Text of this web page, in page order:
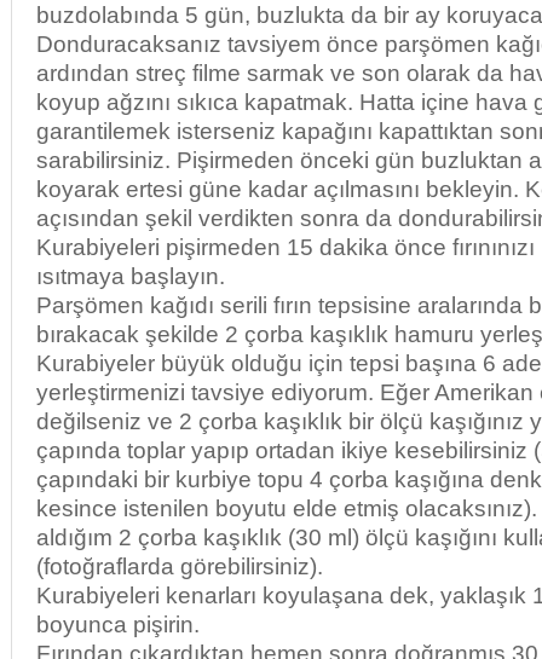
buzdolabında 5 gün, buzlukta da bir ay
Donduracaksanız tavsiyem önce parşömen
ardından streç filme sarmak ve son olarak da
koyup ağzını sıkıca kapatmak. Hatta içine hava
garantilemek isterseniz kapağını kapattıktan
sarabilirsiniz. Pişirmeden önceki gün buzluktan
koyarak ertesi güne kadar açılmasını bekleyin.
açısından şekil verdikten sonra da
Kurabiyeleri pişirmeden 15 dakika önce
ısıtmaya başlayın.
Parşömen kağıdı serili fırın tepsisine aralarında
bırakacak şekilde 2 çorba kaşıklık hamuru
Kurabiyeler büyük olduğu için tepsi başına 6
yerleştirmenizi tavsiye ediyorum. Eğer
değilseniz ve 2 çorba kaşıklık bir ölçü kaşığınız
çapında toplar yapıp ortadan ikiye kesebilirsiniz
çapındaki bir kurbiye topu 4 çorba kaşığına
kesince istenilen boyutu elde etmiş
aldığım 2 çorba kaşıklık (30 ml) ölçü kaşığını
(fotoğraflarda görebilirsiniz).
Kurabiyeleri kenarları koyulaşana dek, yaklaşık
boyunca pişirin.
Fırından çıkardıktan hemen sonra doğranmış